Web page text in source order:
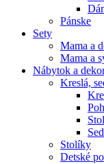
Pánske
Sety
Mama a
Mama a
Nábytok a
Kreslá,
Stolíky
Detské